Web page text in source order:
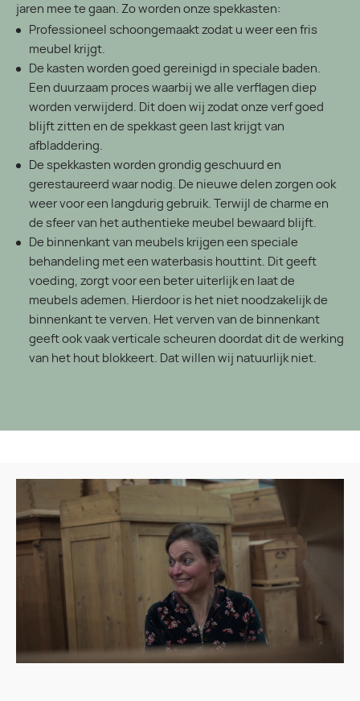
jaren mee te gaan. Zo worden onze spekkasten:
Professioneel schoongemaakt zodat u weer een fris
meubel krijgt.
De kasten worden goed gereinigd in speciale baden.
Een duurzaam proces waarbij we alle verflagen diep
worden verwijderd. Dit doen wij zodat onze verf goed
blijft zitten en de spekkast geen last krijgt van
afbladdering.
De spekkasten worden grondig geschuurd en
gerestaureerd waar nodig. De nieuwe delen zorgen ook
weer voor een langdurig gebruik. Terwijl de charme en
de sfeer van het authentieke meubel bewaard blijft.
De binnenkant van meubels krijgen een speciale
behandeling met een waterbasis houttint. Dit geeft
voeding, zorgt voor een beter uiterlijk en laat de
meubels ademen. Hierdoor is het niet noodzakelijk de
binnenkant te verven. Het verven van de binnenkant
geeft ook vaak verticale scheuren doordat dit de werking
van het hout blokkeert. Dat willen wij natuurlijk niet.